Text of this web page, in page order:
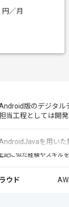
円／月
Android版のデジタル
当工程としては開
AndroidJavaを用い
記に似た経験やスキル
ウド